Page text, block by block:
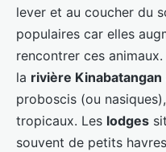
lever et au coucher du
populaires car elles
rencontrer ces
la rivière Kinabatangan
proboscis (ou
tropicaux. Les lodges
souvent de petits